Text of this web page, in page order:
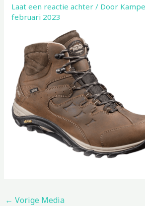
Laat een reactie achter / Door
februari 2023
← Vorige Media